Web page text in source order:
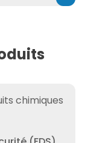
chimiques